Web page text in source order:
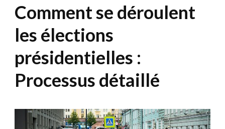
Comment se déroulent
les élections
présidentielles :
Processus détaillé